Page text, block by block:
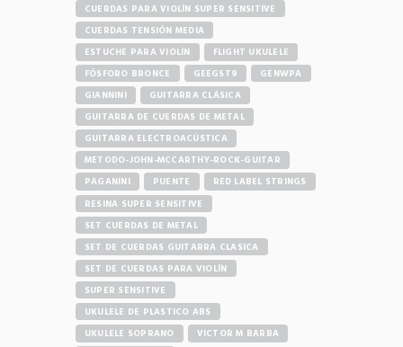
CUERDAS PARA VIOLÍN SUPER SENSITIVE
CUERDAS TENSIÓN MEDIA
ESTUCHE PARA VIOLÍN
FLIGHT UKULELE
FÓSFORO BRONCE
GEEGST9
GENWPA
GIANNINI
GUITARRA CLÁSICA
GUITARRA DE CUERDAS DE METAL
GUITARRA ELECTROACÚSTICA
METODO-JOHN-MCCARTHY-ROCK-GUITAR
PAGANINI
PUENTE
RED LABEL STRINGS
RESINA SUPER SENSITIVE
SET CUERDAS DE METAL
SET DE CUERDAS GUITARRA CLASICA
SET DE CUERDAS PARA VIOLÍN
SUPER SENSITIVE
UKULELE DE PLASTICO ABS
UKULELE SOPRANO
VICTOR M BARBA